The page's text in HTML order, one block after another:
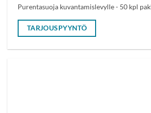
Purentasuoja kuvantamislevylle - 50 kpl
TARJOUSPYYNTÖ